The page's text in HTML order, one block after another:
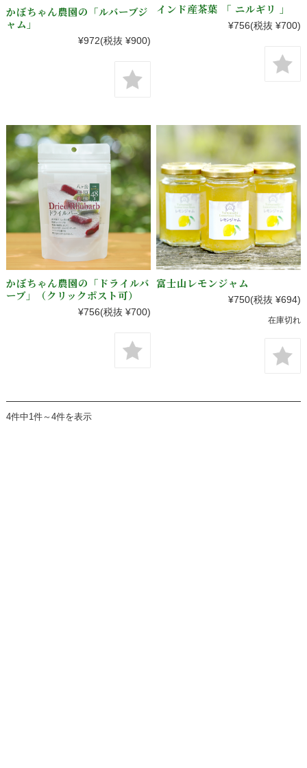
かぼちゃん農園の「ルバーブジ
ャム」
¥972(税抜 ¥900)
インド産茶葉 「 ニルギリ 」
¥756(税抜 ¥700)
かぼちゃん農園の「ドライルバ
ーブ」（クリックポスト可）
¥756(税抜 ¥700)
富士山レモンジャム
¥750(税抜 ¥694)
在庫切れ
4件中1件～4件を表示